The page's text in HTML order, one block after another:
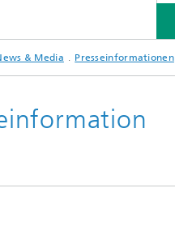
& Media Presseinformationen